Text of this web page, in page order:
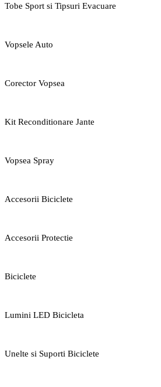
Tobe Sport si Tipsuri Evacuare
Vopsele Auto
Corector Vopsea
Kit Reconditionare Jante
Vopsea Spray
Accesorii Biciclete
Accesorii Protectie
Biciclete
Lumini LED Bicicleta
Unelte si Suporti Biciclete